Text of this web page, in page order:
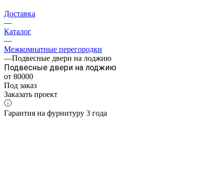
Доставка
—
Каталог
—
Межкомнатные перегородки
—Подвесные двери на лоджию
Подвесные двери на лоджию
от 80000
Под заказ
Заказать проект
Гарантия на фурнитуру 3 года